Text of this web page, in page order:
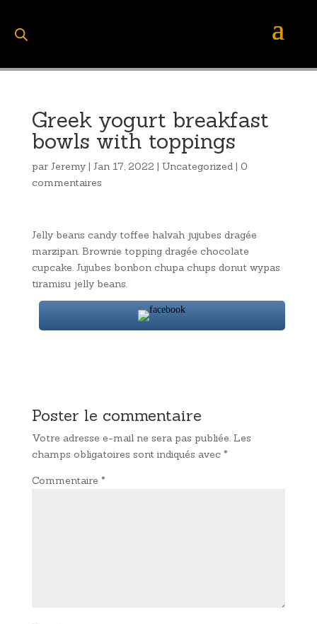
Greek yogurt breakfast
bowls with toppings
par Jeremy| Jan 17, 2022 | Uncategorized| 0
commentaires
Jelly beans candy toffee halvah jujubes dragée
marzipan. Brownie topping dragée chocolate
cupcake. Jujubes bonbon chupa chups donut wypas
tiramisu jelly beans.
Poster le commentaire
Votre adresse e-mail ne sera pas publiée. Les
champs obligatoires sont indiqués avec *
Commentaire *